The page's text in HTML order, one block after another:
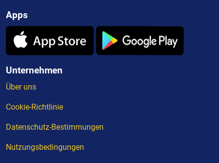
Apps
Unternehmen
Über uns
Cookie-Richtlinie
Datenschutz-Bestimmungen
Nutzungsbedingungen